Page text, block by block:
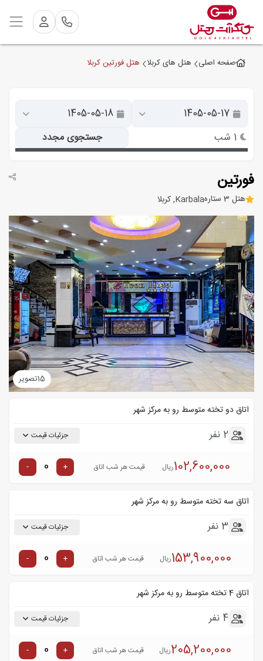
صفحه اصلی هتل های کربلا هتل فورتین کربلا
فورتین
هتل 3 ستاره Karbala, کربلا
15تصویر
اتاق دو تخته متوسط رو به مرکز شهر
2 نفر جزئیات قیمت
102,600,000ریال قیمت هر شب اتاق +
-
اتاق سه تخته متوسط رو به مرکز شهر
3 نفر جزئیات قیمت
153,900,000ریال قیمت هر شب اتاق +
-
اتاق 4 تخته متوسط رو به مرکز شهر
4 نفر جزئیات قیمت
205,200,000ریال قیمت هر شب اتاق +
-
1 شب جستجوی مجدد